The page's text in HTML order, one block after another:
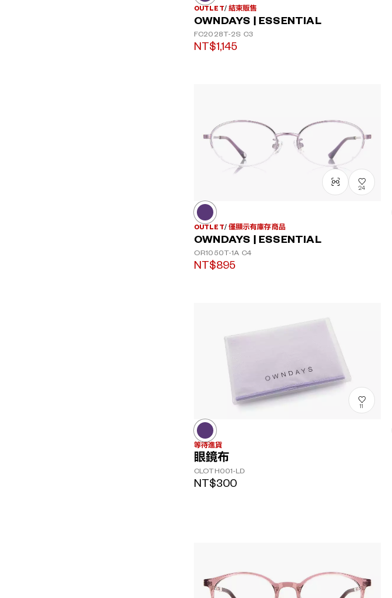
OUTLET 結束販售
OWNDAYS | ESSENTIAL
FC2028T-2S C3
NT$1,145
24
OUTLET 僅顯示有庫存商品
OWNDAYS | ESSENTIAL
OR1050T-1A C4
NT$895
11
等待進貨
眼鏡布
CLOTH001-LD
NT$300